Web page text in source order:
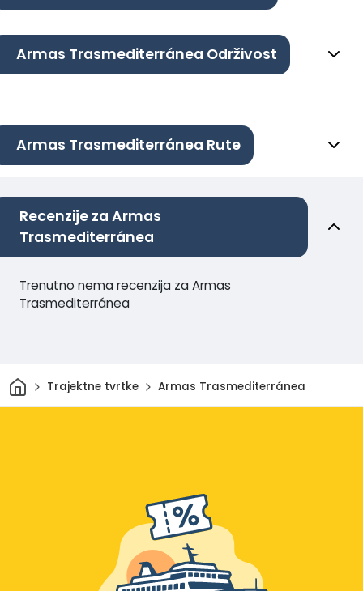
Armas Trasmediterránea Održivost
Armas Trasmediterránea Rute
Recenzije za Armas
Trasmediterránea
Trenutno nema recenzija za Armas
Trasmediterránea
DomTrajektne tvrtke Armas Trasmediterránea